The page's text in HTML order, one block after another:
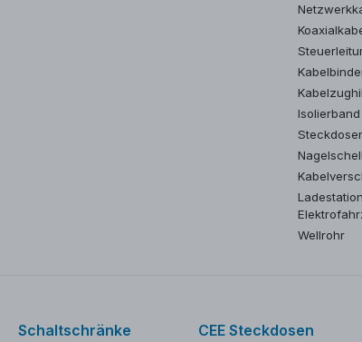
Isolierband
Wellrohr
Schaltschränke CEE Steckdosen